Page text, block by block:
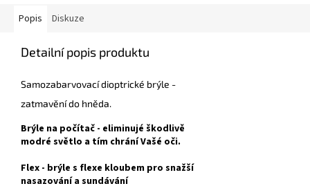
Popis Diskuze
Detailní popis produktu
Samozabarvovací dioptrické brýle -
zatmavění do hněda.
Brýle na počítač - eliminujé škodlivě
modré světlo a tím chrání Vašé oči.
Flex - brýle s flexe kloubem pro snažší
nasazování a sundávání